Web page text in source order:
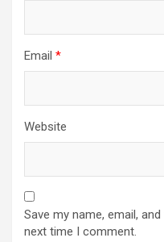
Email *
Website
Save my name, email,
next time I comment.